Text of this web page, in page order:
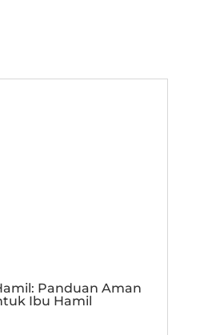
Panduan Aman
Ibu Hamil